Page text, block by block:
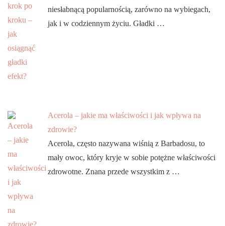
niesłabnącą popularnością, zarówno na wybiegach,
jak i w codziennym życiu. Gładki …
Acerola – jakie ma właściwości i jak wpływa na
zdrowie?
Acerola, często nazywana wiśnią z Barbadosu, to
mały owoc, który kryje w sobie potężne właściwości
zdrowotne. Znana przede wszystkim z …